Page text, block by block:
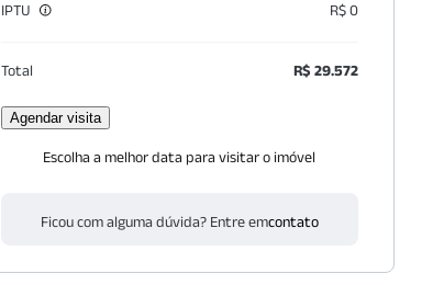
IPTU
R$ 0
Total R$ 29.572
Agendar visita
Escolha a melhor data para visitar o imóvel
Ficou com alguma dúvida? Entre emcontato